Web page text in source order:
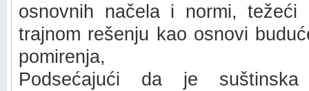
osnovnih načela i normi, težeći
trajnom rešenju kao osnovi
pomirenja,
Podsećajući da je